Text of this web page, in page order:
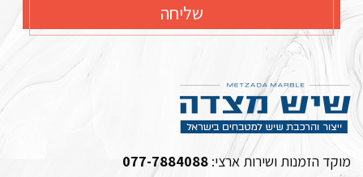
שליחה
מוקד הזמנות ושירות ארצי: 077-7884088